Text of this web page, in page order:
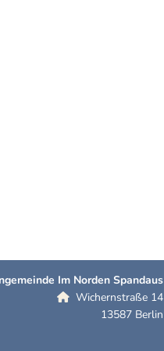
Im Norden Spandaus
 Wichernstraße 14
13587 Berlin